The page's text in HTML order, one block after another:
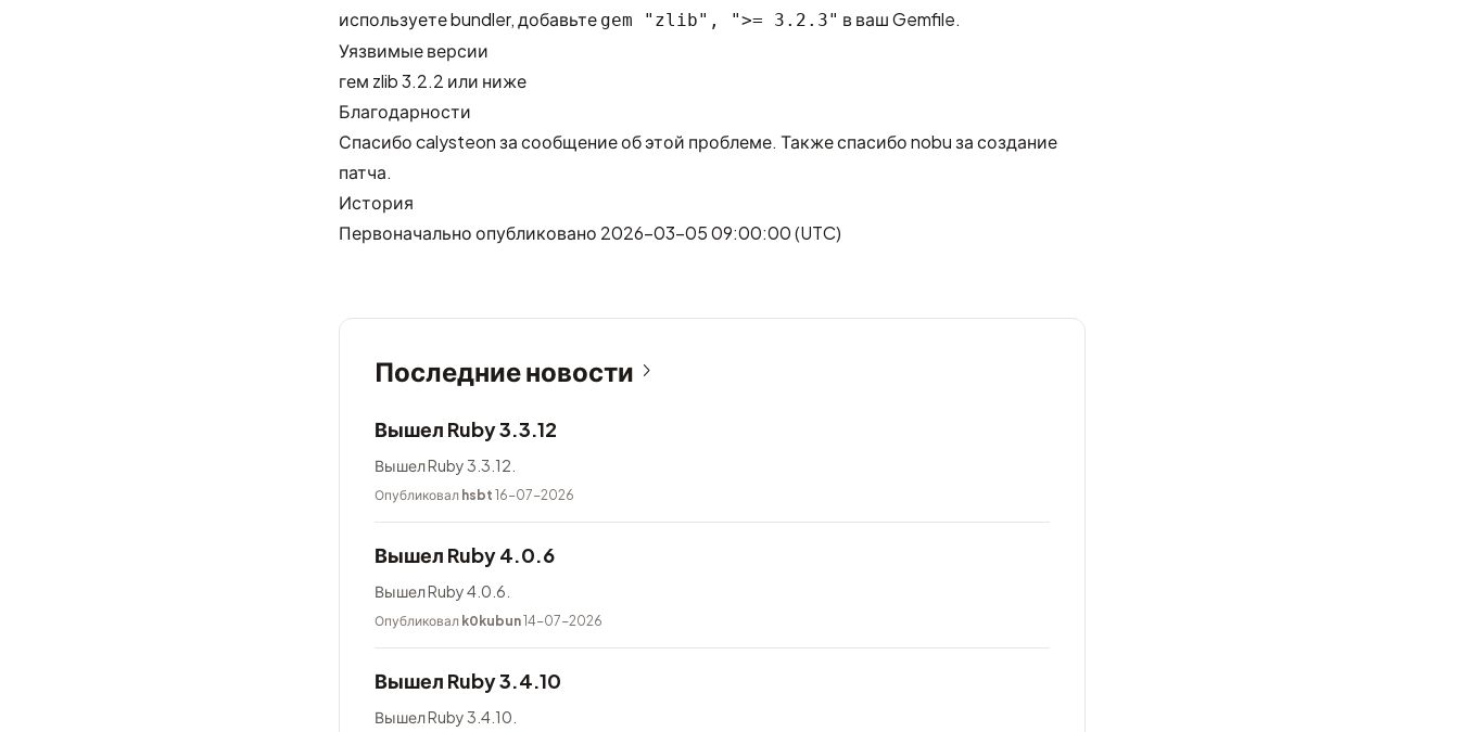
используете bundler, добавьте gem "zlib", ">= 3.2.3" в ваш Gemfile.
Уязвимые версии
гем zlib 3.2.2 или ниже
Благодарности
Спасибоcalysteonза сообщение об этой проблеме. Также спасибоnobuза создание
патча.
История
Первоначально опубликовано 2026-03-05 09:00:00 (UTC)
Последние новости
Вышел Ruby 3.3.12
Вышел Ruby 3.3.12.
Опубликовал hsbt 16-07-2026
Вышел Ruby 4.0.6
Вышел Ruby 4.0.6.
Опубликовал k0kubun14-07-2026
Вышел Ruby 3.4.10
Вышел Ruby 3.4.10.